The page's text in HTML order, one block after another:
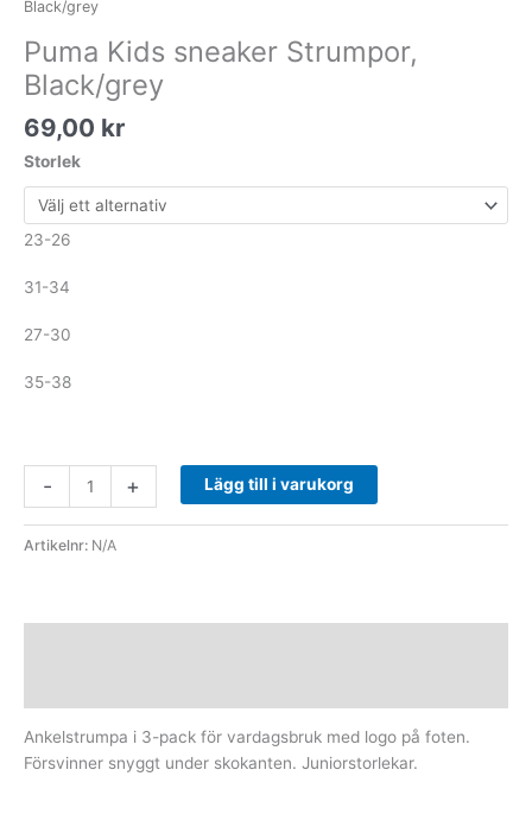
Black/grey
Puma Kids sneaker Strumpor,
Black/grey
69,00 kr
Storlek
23-26
31-34
27-30
35-38
- + Lägg till i varukorg
Artikelnr: N/A
Ankelstrumpa i 3-pack för vardagsbruk med logo på foten.
Försvinner snyggt under skokanten. Juniorstorlekar.